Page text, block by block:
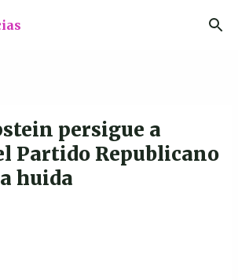
al contenido principal
persigue a
Partido Republicano
huida